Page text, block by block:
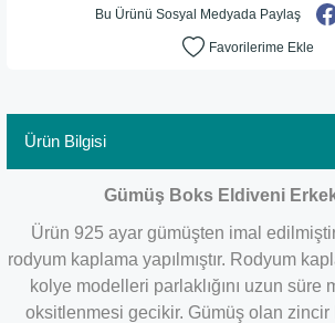
Bu Ürünü Sosyal Medyada Paylaş
Ürün Bilgisi
Gümüş Boks Eldiveni
Ürün 925 ayar gümüşten imal
rodyum kaplama yapılmıştır. Rodyum
kolye modelleri parlaklığını uzun süre
oksitlenmesi gecikir. Gümüş olan zincir